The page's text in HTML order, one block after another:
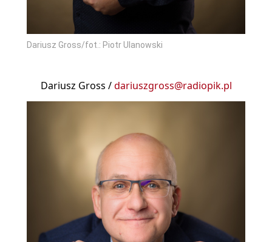
Dariusz Gross/fot.: Piotr Ulanowski
Dariusz Gross /dariuszgross@radiopik.pl